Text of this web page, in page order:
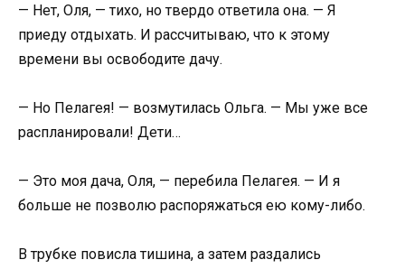
— Нет, Оля, — тихо, но твердо ответила она. — Я
приеду отдыхать. И рассчитываю, что к этому
времени вы освободите дачу.
— Но Пелагея! — возмутилась Ольга. — Мы уже все
распланировали! Дети…
— Это моя дача, Оля, — перебила Пелагея. — И я
больше не позволю распоряжаться ею кому-либо.
В трубке повисла тишина, а затем раздались